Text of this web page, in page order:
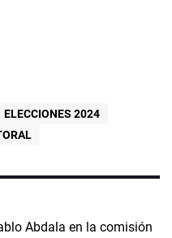
ELECCIONES 2024